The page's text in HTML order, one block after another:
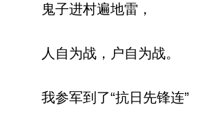
鬼子进村遍地雷，
人自为战，户自为战。
我参军到了“抗日先锋连”